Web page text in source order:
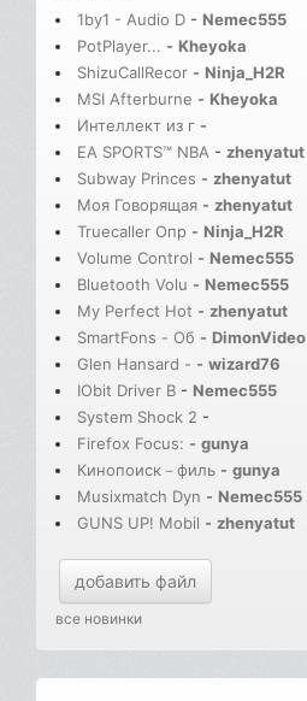
1by1 - Audio D - Nemec555
PotPlayer... - Kheyoka
ShizuCallRecor - Ninja_H2R
MSI Afterburne - Kheyoka
Интеллект из г -
EA SPORTS™ NBA - zhenyatut
Subway Princes - zhenyatut
Моя Говорящая - zhenyatut
Truecaller Опр - Ninja_H2R
Volume Control - Nemec555
Bluetooth Volu - Nemec555
My Perfect Hot - zhenyatut
SmartFons - Об - DimonVideo
Glen Hansard - - wizard76
IObit Driver B - Nemec555
System Shock 2 -
Firefox Focus: - gunya
Кинопоиск－филь - gunya
Musixmatch Dyn - Nemec555
GUNS UP! Mobil - zhenyatut
добавить файл
все новинки